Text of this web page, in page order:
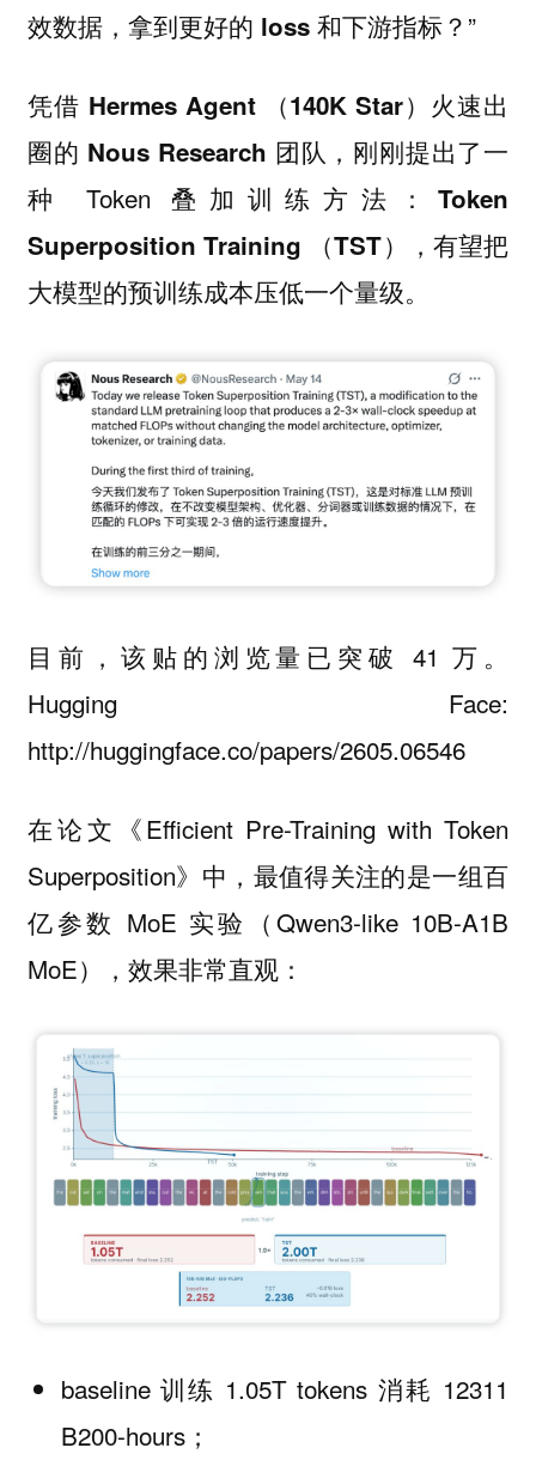
效数据，拿到更好的 loss 和下游指标？ ”
凭借 Hermes Agent （140K Star） 火速出
圈的 Nous Research 团队 ，刚刚提出了一
种 Token 叠加训练方法：Token
Superposition Training （TST）
，有望把
大模型的预训练成本压低一个量级。
目前，该贴的浏览量已突破 41 万。
Hugging Face:
http://huggingface.co/papers/2605.06546
在论文《Efficient Pre-Training with Token
Superposition》中，最值得关注的是一组百
亿参数 MoE 实验（Qwen3-like 10B-A1B
MoE），效果非常直观：
baseline 训练 1.05T tokens 消耗 12311
B200-hours；